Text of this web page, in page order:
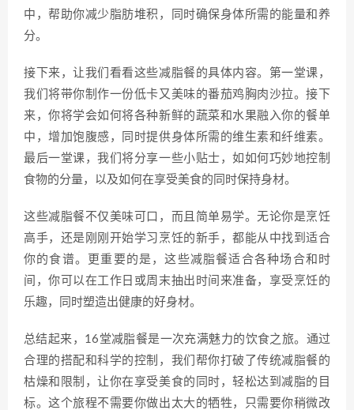
中，帮助你减少脂肪堆积，同时确保身体所需的能量和养
分。
接下来，让我们看看这些减脂餐的具体内容。第一堂课，
我们将带你制作一份低卡又美味的番茄鸡胸肉沙拉。接下
来，你将学会如何将各种新鲜的蔬菜和水果融入你的餐单
中，增加饱腹感，同时提供身体所需的维生素和纤维素。
最后一堂课，我们将分享一些小贴士，如如何巧妙地控制
食物的分量，以及如何在享受美食的同时保持身材。
这些减脂餐不仅美味可口，而且简单易学。无论你是烹饪
高手，还是刚刚开始学习烹饪的新手，都能从中找到适合
你的食谱。更重要的是，这些减脂餐适合各种场合和时
间，你可以在工作日或周末抽出时间来准备，享受烹饪的
乐趣，同时塑造出健康的好身材。
总结起来，16堂减脂餐是一次充满魅力的饮食之旅。通过
合理的搭配和科学的控制，我们帮你打破了传统减脂餐的
枯燥和限制，让你在享受美食的同时，轻松达到减脂的目
标。这个旅程不需要你做出太大的牺牲，只需要你稍微改